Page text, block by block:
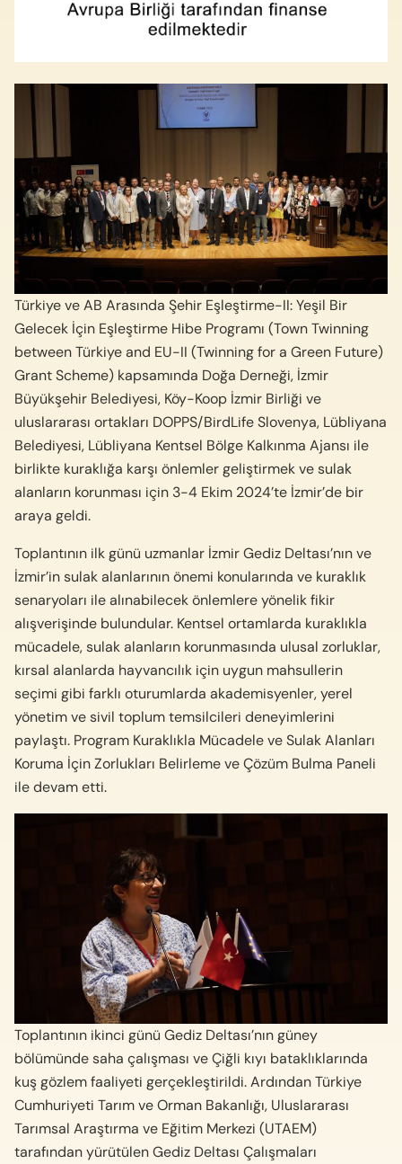
Türkiye ve AB Arasında Şehir Eşleştirme-II: Yeşil Bir
Gelecek İçin Eşleştirme Hibe Programı (Town Twinning
between Türkiye and EU-II (Twinning for a Green Future)
Grant Scheme) kapsamında Doğa Derneği, İzmir
Büyükşehir Belediyesi, Köy-Koop İzmir Birliği ve
uluslararası ortakları DOPPS/BirdLife Slovenya, Lübliyana
Belediyesi, Lübliyana Kentsel Bölge Kalkınma Ajansı ile
birlikte kuraklığa karşı önlemler geliştirmek ve sulak
alanların korunması için 3-4 Ekim 2024’te İzmir’de bir
araya geldi.
Toplantının ilk günü uzmanlar İzmir Gediz Deltası’nın ve
İzmir’in sulak alanlarının önemi konularında ve kuraklık
senaryoları ile alınabilecek önlemlere yönelik fikir
alışverişinde bulundular. Kentsel ortamlarda kuraklıkla
mücadele, sulak alanların korunmasında ulusal zorluklar,
kırsal alanlarda hayvancılık için uygun mahsullerin
seçimi gibi farklı oturumlarda akademisyenler, yerel
yönetim ve sivil toplum temsilcileri deneyimlerini
paylaştı. Program Kuraklıkla Mücadele ve Sulak Alanları
Koruma İçin Zorlukları Belirleme ve Çözüm Bulma Paneli
ile devam etti.
Toplantının ikinci günü Gediz Deltası’nın güney
bölümünde saha çalışması ve Çiğli kıyı bataklıklarında
kuş gözlem faaliyeti gerçekleştirildi. Ardından Türkiye
Cumhuriyeti Tarım ve Orman Bakanlığı, Uluslararası
Tarımsal Araştırma ve Eğitim Merkezi (UTAEM)
tarafından yürütülen Gediz Deltası Çalışmaları